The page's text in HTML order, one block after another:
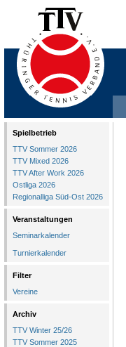
Spielbetrieb
TTV Sommer 2026
TTV Mixed 2026
TTV After Work 2026
Ostliga 2026
Regionalliga Süd-Ost 2026
Veranstaltungen
Seminarkalender
Turnierkalender
Filter
Vereine
Archiv
TTV Winter 25/26
TTV Sommer 2025